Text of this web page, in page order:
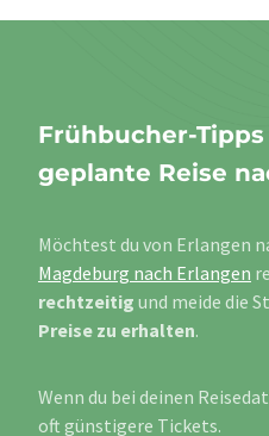
Frühbucher-
geplante Reise
Möchtest du von Erlangen
Magdeburg nach Erlangen
rechtzeitig und meide die
Preise zu erhalten.
Wenn du bei deinen
oft günstigere Tickets.